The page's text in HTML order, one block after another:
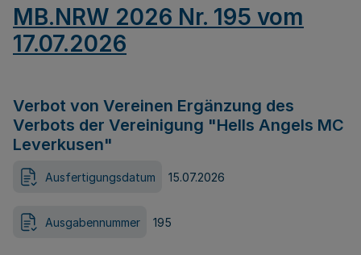
MB.NRW 2026 Nr. 195 vom
17.07.2026
Verbot von Vereinen Ergänzung des
Verbots der Vereinigung "Hells Angels MC
Leverkusen"
Ausfertigungsdatum 15.07.2026
Ausgabennummer 195